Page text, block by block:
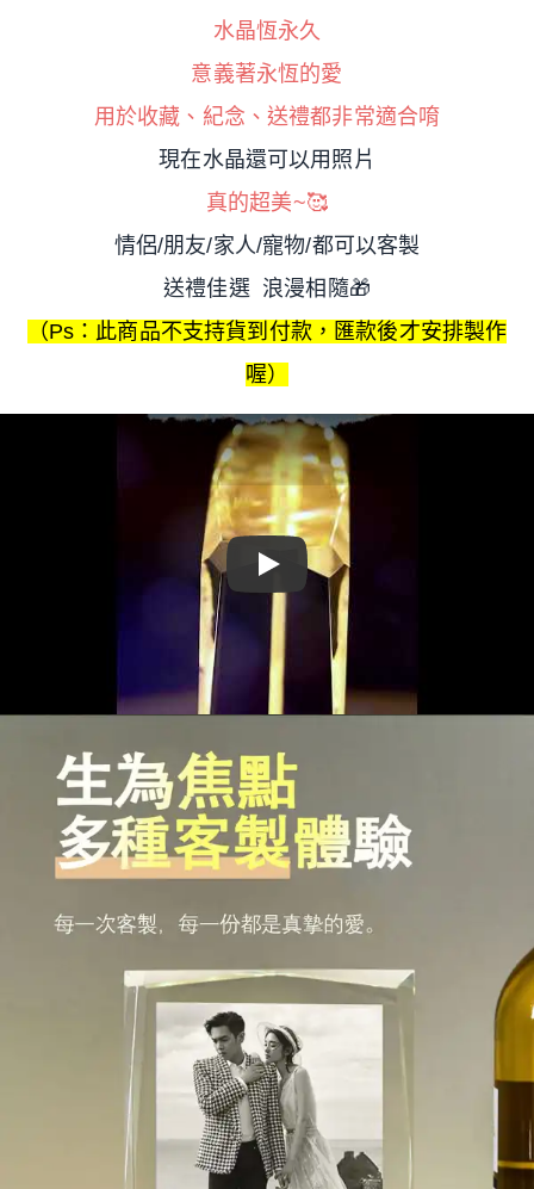
水晶恆永久
意義著永恆的愛
用於收藏、紀念、送禮都非常適合唷
現在水晶還可以用照片
真的超美~🥰
情侶/朋友/家人/寵物/都可以客製
送禮佳選 浪漫相隨🎁
（Ps：此商品不支持貨到付款，匯款後才安排製作
喔）
Play